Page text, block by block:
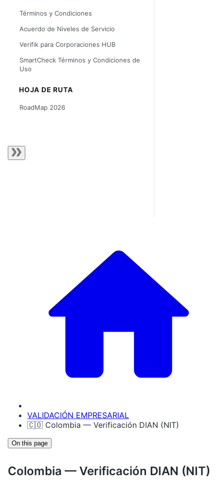
Términos y Condiciones
Acuerdo de Niveles de Servicio
Verifik para Corporaciones HUB
SmartCheck Términos y Condiciones de
Uso
HOJA DE RUTA
RoadMap 2026
VALIDACIÓN EMPRESARIAL
🇨🇴 Colombia — Verificación DIAN (NIT)
On this page
Colombia — Verificación DIAN (NIT)